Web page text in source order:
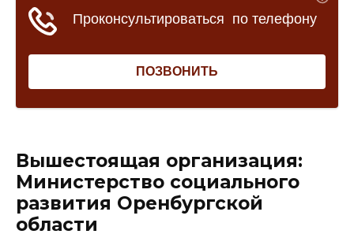
Вышестоящая организация:
Министерство социального
развития Оренбургской
области